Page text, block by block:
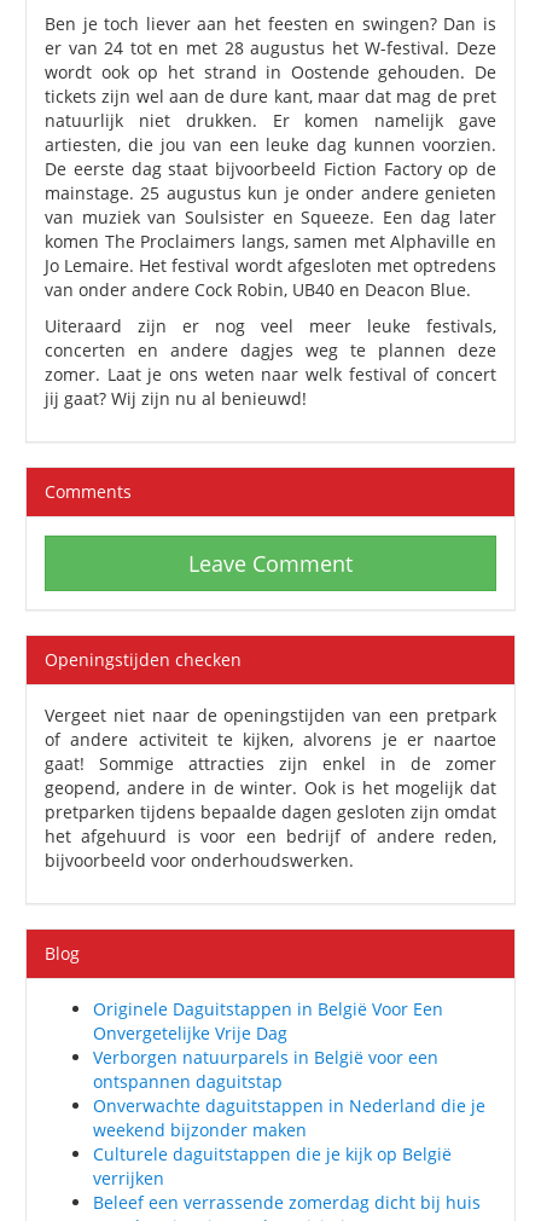
Ben je toch liever aan het feesten en swingen? Dan is
er van 24 tot en met 28 augustus het W-festival. Deze
wordt ook op het strand in Oostende gehouden. De
tickets zijn wel aan de dure kant, maar dat mag de pret
natuurlijk niet drukken. Er komen namelijk gave
artiesten, die jou van een leuke dag kunnen voorzien.
De eerste dag staat bijvoorbeeld Fiction Factory op de
mainstage. 25 augustus kun je onder andere genieten
van muziek van Soulsister en Squeeze. Een dag later
komen The Proclaimers langs, samen met Alphaville en
Jo Lemaire. Het festival wordt afgesloten met optredens
van onder andere Cock Robin, UB40 en Deacon Blue.
Uiteraard zijn er nog veel meer leuke festivals,
concerten en andere dagjes weg te plannen deze
zomer. Laat je ons weten naar welk festival of concert
jij gaat? Wij zijn nu al benieuwd!
Comments
Leave Comment
Openingstijden checken
Vergeet niet naar de openingstijden van een pretpark
of andere activiteit te kijken, alvorens je er naartoe
gaat! Sommige attracties zijn enkel in de zomer
geopend, andere in de winter. Ook is het mogelijk dat
pretparken tijdens bepaalde dagen gesloten zijn omdat
het afgehuurd is voor een bedrijf of andere reden,
bijvoorbeeld voor onderhoudswerken.
Blog
Originele Daguitstappen in België Voor Een
Onvergetelijke Vrije Dag
Verborgen natuurparels in België voor een
ontspannen daguitstap
Onverwachte daguitstappen in Nederland die je
weekend bijzonder maken
Culturele daguitstappen die je kijk op België
verrijken
Beleef een verrassende zomerdag dicht bij huis